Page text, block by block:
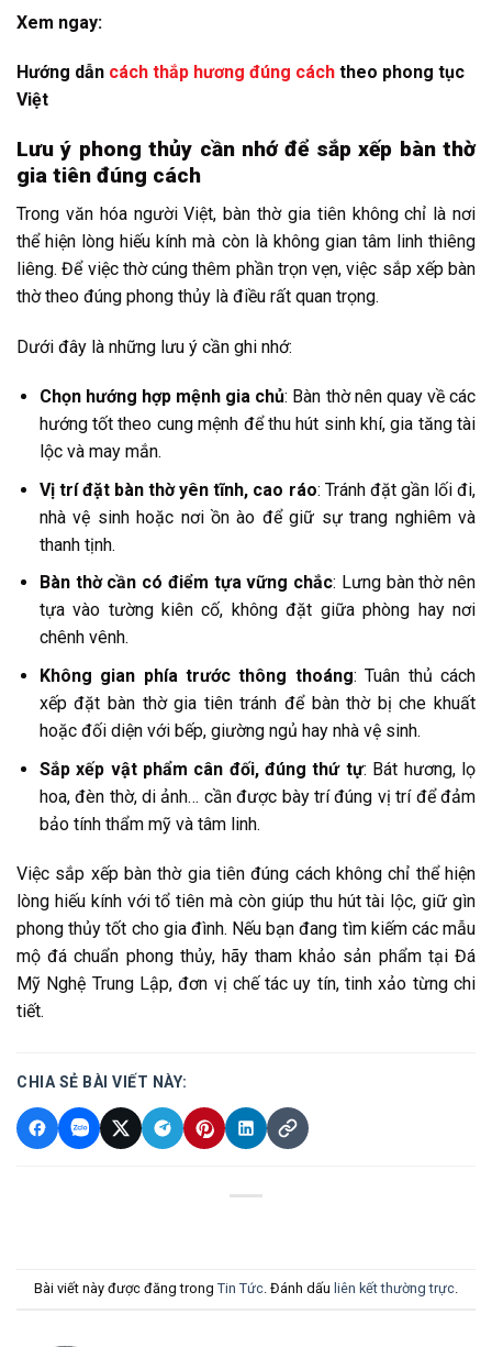
Xem ngay:
Hướng dẫn cách thắp hương đúng cách theo phong tục
Việt
Lưu ý phong thủy cần nhớ để sắp xếp bàn thờ
gia tiên đúng cách
Trong văn hóa người Việt, bàn thờ gia tiên không chỉ là nơi
thể hiện lòng hiếu kính mà còn là không gian tâm linh thiêng
liêng. Để việc thờ cúng thêm phần trọn vẹn, việc sắp xếp bàn
thờ theo đúng phong thủy là điều rất quan trọng.
Dưới đây là những lưu ý cần ghi nhớ:
Chọn hướng hợp mệnh gia chủ: Bàn thờ nên quay về các
hướng tốt theo cung mệnh để thu hút sinh khí, gia tăng tài
lộc và may mắn.
Vị trí đặt bàn thờ yên tĩnh, cao ráo: Tránh đặt gần lối đi,
nhà vệ sinh hoặc nơi ồn ào để giữ sự trang nghiêm và
thanh tịnh.
Bàn thờ cần có điểm tựa vững chắc: Lưng bàn thờ nên
tựa vào tường kiên cố, không đặt giữa phòng hay nơi
chênh vênh.
Không gian phía trước thông thoáng: Tuân thủ cách
xếp đặt bàn thờ gia tiên tránh để bàn thờ bị che khuất
hoặc đối diện với bếp, giường ngủ hay nhà vệ sinh.
Sắp xếp vật phẩm cân đối, đúng thứ tự: Bát hương, lọ
hoa, đèn thờ, di ảnh… cần được bày trí đúng vị trí để đảm
bảo tính thẩm mỹ và tâm linh.
Việc sắp xếp bàn thờ gia tiên đúng cách không chỉ thể hiện
lòng hiếu kính với tổ tiên mà còn giúp thu hút tài lộc, giữ gìn
phong thủy tốt cho gia đình. Nếu bạn đang tìm kiếm các mẫu
mộ đá chuẩn phong thủy, hãy tham khảo sản phẩm tại Đá
Mỹ Nghệ Trung Lập, đơn vị chế tác uy tín, tinh xảo từng chi
tiết.
CHIA SẺ BÀI VIẾT NÀY:
Bài viết này được đăng trong Tin Tức . Đánh dấu liên kết thường trực